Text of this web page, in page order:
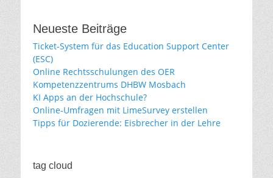
Neueste Beiträge
Ticket-System für das Education Support Center
(ESC)
Online Rechtsschulungen des OER
Kompetenzzentrums DHBW Mosbach
KI Apps an der Hochschule?
Online-Umfragen mit LimeSurvey erstellen
Tipps für Dozierende: Eisbrecher in der Lehre
tag cloud